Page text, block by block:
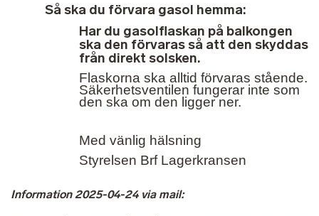
Så ska du förvara gasol hemma:
Har du gasolflaskan på balkongen
ska den förvaras så att den skyddas
från direkt solsken.
Flaskorna ska alltid förvaras stående.
Säkerhetsventilen fungerar inte som
den ska om den ligger ner.
Med vänlig hälsning
Styrelsen Brf Lagerkransen
Information 2025-04-24 via mail: